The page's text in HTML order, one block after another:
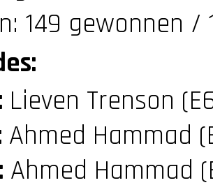
149 gewonnen /
Lieven Trenson
Ahmed Hammad
Ahmed Hammad